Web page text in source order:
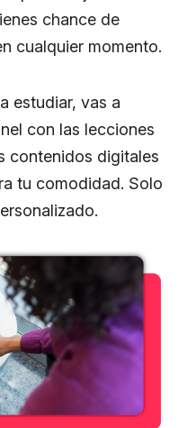
chance de
cualquier momento.
estudiar, vas a
con las lecciones
contenidos digitales
tu comodidad. Solo